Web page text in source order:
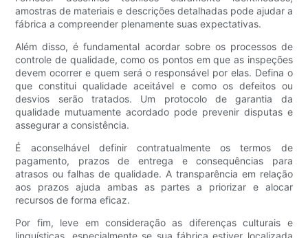
amostras de materiais e descrições detalhadas pode ajudar a
fábrica a compreender plenamente suas expectativas.
Além disso, é fundamental acordar sobre os processos de
controle de qualidade, como os pontos em que as inspeções
devem ocorrer e quem será o responsável por elas. Defina o
que constitui qualidade aceitável e como os defeitos ou
desvios serão tratados. Um protocolo de garantia da
qualidade mutuamente acordado pode prevenir disputas e
assegurar a consistência.
É aconselhável definir contratualmente os termos de
pagamento, prazos de entrega e consequências para
atrasos ou falhas de qualidade. A transparência em relação
aos prazos ajuda ambas as partes a priorizar e alocar
recursos de forma eficaz.
Por fim, leve em consideração as diferenças culturais e